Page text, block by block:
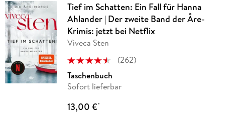
Tief im Schatten: Ein Fall für Hanna
Ahlander | Der zweite Band der Åre-
Krimis: jetzt bei Netflix
Viveca Sten
(262)
Taschenbuch
Sofort lieferbar
13,00 €*